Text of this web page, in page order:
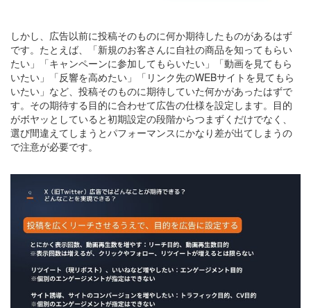
しかし、広告以前に投稿そのものに何か期待したものがあるはず
です。たとえば、「新規のお客さんに自社の商品を知ってもらい
たい」「キャンペーンに参加してもらいたい」「動画を見てもら
いたい」「反響を高めたい」「リンク先のWEBサイトを見てもら
いたい」など、投稿そのものに期待していた何かがあったはずで
す。その期待する目的に合わせて広告の仕様を設定します。目的
がボヤッとしていると初期設定の段階からつまずくだけでなく、
選び間違えてしまうとパフォーマンスにかなり差が出てしまうの
で注意が必要です。